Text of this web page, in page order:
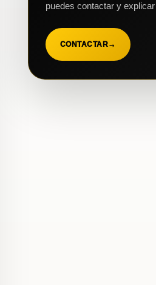
puedes contactar y
CONTACTAR→